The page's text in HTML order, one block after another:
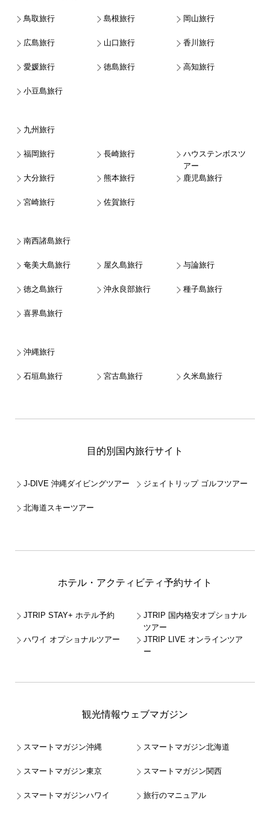
鳥取旅行 島根旅行 岡山旅行
広島旅行 山口旅行 香川旅行
愛媛旅行 徳島旅行 高知旅行
小豆島旅行
九州旅行
福岡旅行 長崎旅行
ハウステンボスツ
アー
大分旅行
熊本旅行 鹿児島旅行
宮崎旅行 佐賀旅行
南西諸島旅行
奄美大島旅行 屋久島旅行 与論旅行
徳之島旅行 沖永良部旅行 種子島旅行
喜界島旅行
沖縄旅行
石垣島旅行 宮古島旅行 久米島旅行
目的別国内旅行サイト
J-DIVE 沖縄ダイビングツアー ジェイトリップ ゴルフツアー
北海道スキーツアー
ホテル・アクティビティ予約サイト
JTRIP STAY+ ホテル予約
JTRIP 国内格安オプショナル
ツアー
ハワイ オプショナルツアー
JTRIP LIVE オンラインツア
ー
観光情報ウェブマガジン
スマートマガジン沖縄 スマートマガジン北海道
スマートマガジン東京 スマートマガジン関西
スマートマガジンハワイ 旅行のマニュアル